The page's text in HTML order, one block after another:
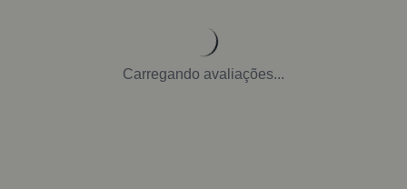
Carregando avaliações...